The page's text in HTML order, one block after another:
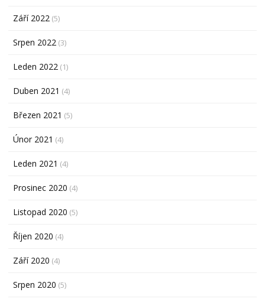
Září 2022 (5)
Srpen 2022 (3)
Leden 2022 (1)
Duben 2021 (4)
Březen 2021 (5)
Únor 2021 (4)
Leden 2021 (4)
Prosinec 2020 (4)
Listopad 2020 (5)
Říjen 2020 (4)
Září 2020 (4)
Srpen 2020 (5)